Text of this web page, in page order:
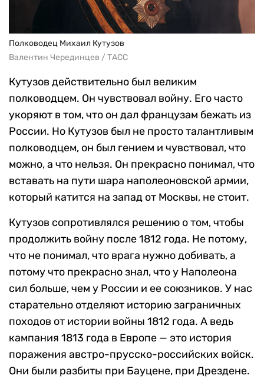
Полководец Михаил Кутузов
Валентин Черединцев / ТАСС
Кутузов действительно был великим
полководцем. Он чувствовал войну. Его часто
укоряют в том, что он дал французам бежать из
России. Но Кутузов был не просто талантливым
полководцем, он был гением и чувствовал, что
можно, а что нельзя. Он прекрасно понимал, что
вставать на пути шара наполеоновской армии,
который катится на запад от Москвы, не стоит.
Кутузов сопротивлялся решению о том, чтобы
продолжить войну после 1812 года. Не потому,
что не понимал, что врага нужно добивать, а
потому что прекрасно знал, что у Наполеона
сил больше, чем у России и ее союзников. У нас
старательно отделяют историю заграничных
походов от истории войны 1812 года. А ведь
кампания 1813 года в Европе — это история
поражения австро-прусско-российских войск.
Они были разбиты при Бауцене, при Дрездене.